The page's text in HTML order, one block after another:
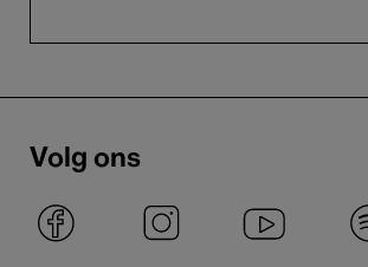
Volg ons